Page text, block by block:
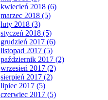
kwiecień 2018 (6)
marzec 2018 (5)
luty 2018 (3)
styczeń 2018 (5)
grudzień 2017 (6)
listopad 2017 (5)
październik 2017 (2)
wrzesień 2017 (2)
sierpień 2017 (2)
lipiec 2017 (5)
czerwiec 2017 (5)